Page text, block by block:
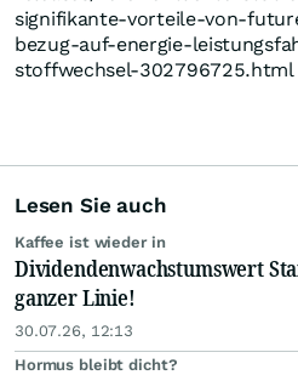
signifikante-vorteile-von-
bezug-auf-energie-
stoffwechsel-302796725.html
Lesen Sie auch
Kaffee ist wieder in
Dividendenwachstumswert
ganzer Linie!
30.07.26, 12:13
Hormus bleibt dicht?